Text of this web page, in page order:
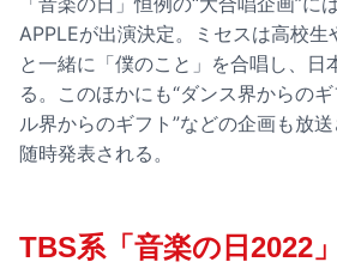
APPLEが出演決定。ミセスは高校
と一緒に「僕のこと」を合唱し、日
る。このほかにも“ダンス界からの
ル界からのギフト”などの企画も放
随時発表される。
TBS系「音楽の日2022」